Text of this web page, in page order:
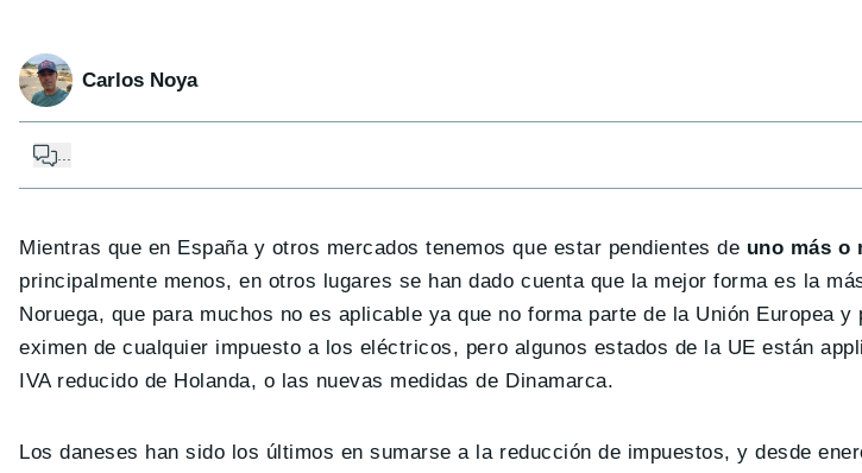
Carlos Noya
...
Mientras que en España y otros mercados tenemos que estar pendientes de uno más o
principalmente menos, en otros lugares se han dado cuenta que la mejor forma es la
Noruega, que para muchos no es aplicable ya que no forma parte de la Unión Europea
eximen de cualquier impuesto a los eléctricos, pero algunos estados de la UE están
IVA reducido de Holanda, o las nuevas medidas de Dinamarca.
Los daneses han sido los últimos en sumarse a la reducción de impuestos, y desde